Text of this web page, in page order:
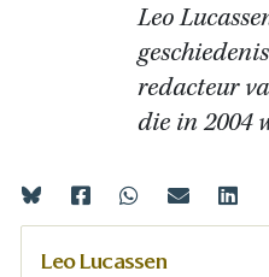
Leo
redacteur
die in 2004
Leo Lucassen